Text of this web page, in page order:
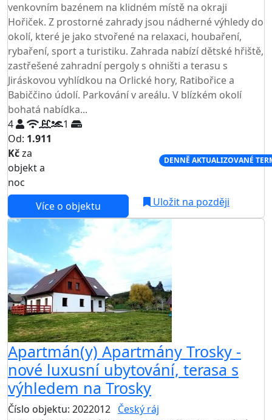
venkovním bazénem na klidném místě na okraji
Hořiček. Z prostorné zahrady jsou nádherné výhledy do
okolí, které je jako stvořené na relaxaci, houbaření,
rybaření, sport a turistiku. Zahrada nabízí dětské hřiště,
zastřešené zahradní pergoly s ohništi a terasu s
Jiráskovou vyhlídkou na Orlické hory, Ratibořice a
Babiččino údolí. Parkování v areálu. V blízkém okolí
bohatá nabídka...
4
1
Od: 1.911
Kčza
objekt a
noc
DENNĚ AKTUALIZOVANÉ
Více o objektu Uložit na později
Apartmán(y) Apartmány Trosky -
nové luxusní ubytování, terasa s
výhledem na Trosky
Číslo objektu: 2022012 Český ráj